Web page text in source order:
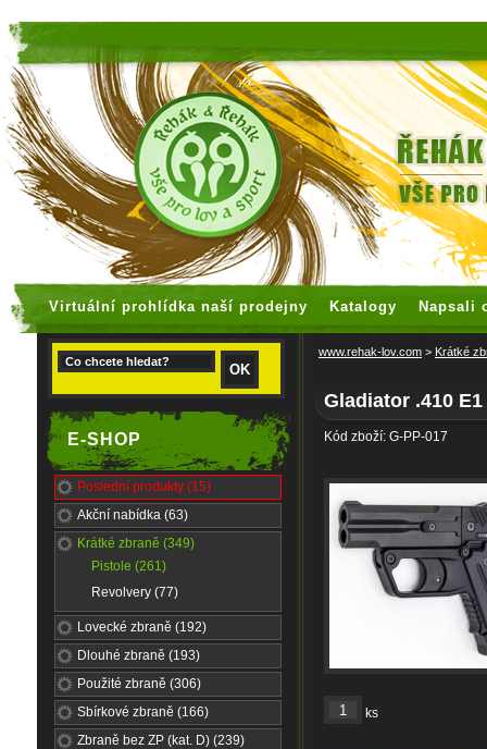
Virtuální prohlídka naší prodejny Katalogy Napsali
E-SHOP
Poslední produkty (15)
Akční nabídka (63)
Krátké zbraně (349)
Pistole (261)
Revolvery (77)
Lovecké zbraně (192)
Dlouhé zbraně (193)
Použité zbraně (306)
Sbírkové zbraně (166)
Zbraně bez ZP (kat. D) (239)
www.rehak-lov.com > Krátké
Gladiator .410
Kód zboží: G-PP-017
ks